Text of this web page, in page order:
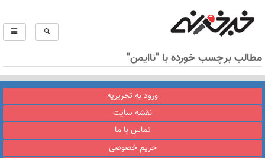
مطالب برچسب خورده با "ناایمن"
ورود به تحریریه
نقشه سایت
تماس با ما
حریم خصوصی